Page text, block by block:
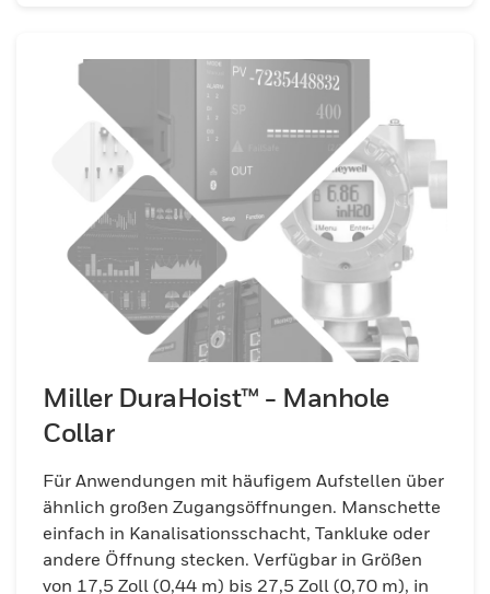
Miller DuraHoist™ - Manhole
Collar
Für Anwendungen mit häufigem Aufstellen über
ähnlich großen Zugangsöffnungen. Manschette
einfach in Kanalisationsschacht, Tankluke oder
andere Öffnung stecken. Verfügbar in Größen
von 17,5 Zoll (0,44 m) bis 27,5 Zoll (0,70 m), in